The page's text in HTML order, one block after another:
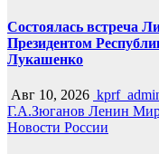
Состоялась встреча
Президентом
Лукашенко
Авг 10, 2026
Г.А.Зюганов Ленин
Новости России